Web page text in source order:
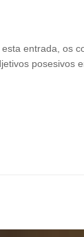
esta entrada, os
posesivos